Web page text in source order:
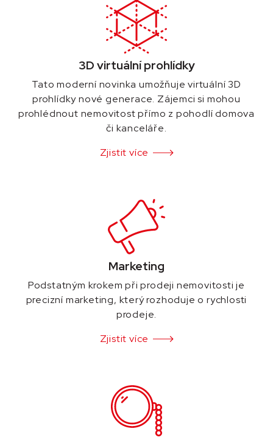
3D virtuální prohlídky
Tato moderní novinka umožňuje virtuální 3D
prohlídky nové generace. Zájemci si mohou
prohlédnout nemovitost přímo z pohodlí domova
či kanceláře.
Zjistit více
Marketing
Podstatným krokem při prodeji nemovitosti je
precizní marketing, který rozhoduje o rychlosti
prodeje.
Zjistit více